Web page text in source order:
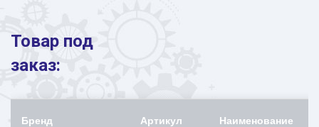
Товар под
заказ:
Бренд Артикул Наименование